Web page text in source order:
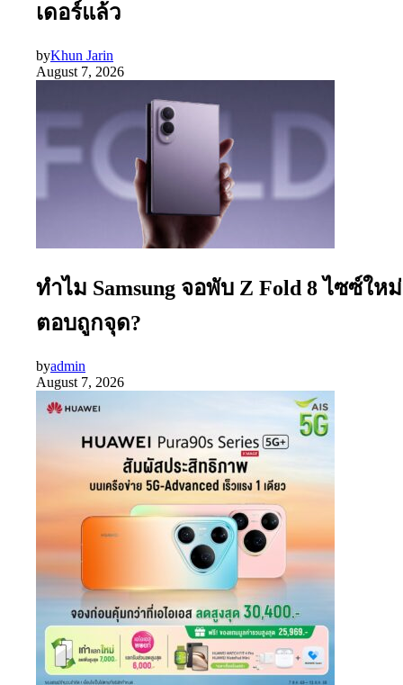
เดอร์แล้ว
byKhun Jarin
August 7, 2026
ทำไม Samsung จอพับ Z Fold 8 ไซซ์ใหม่
ตอบถูกจุด?
byadmin
August 7, 2026